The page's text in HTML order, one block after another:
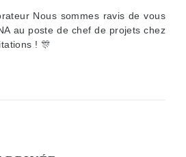
Nous sommes ravis de vous
au poste de chef de projets chez
! 🎊